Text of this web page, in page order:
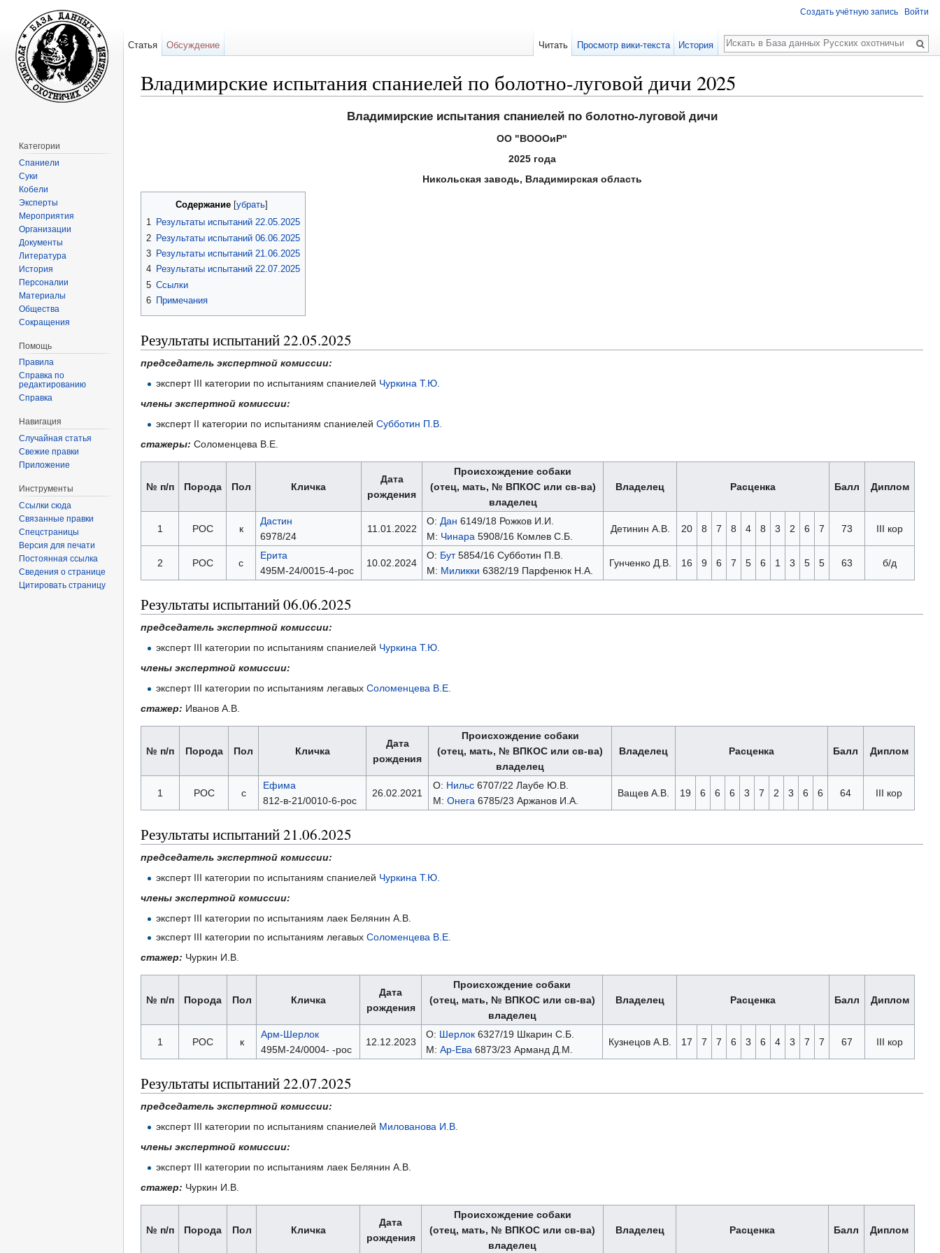
Владимирские испытания спаниелей по болотно-луговой дичи 2025
Владимирские испытания спаниелей по болотно-луговой дичи
ОО "ВОООиР"
2025 года
Никольская заводь, Владимирская область
Содержание убрать
1 Результаты испытаний 22.05.2025
2 Результаты испытаний 06.06.2025
3 Результаты испытаний 21.06.2025
4 Результаты испытаний 22.07.2025
5 Ссылки
6 Примечания
Результаты испытаний 22.05.2025
председатель экспертной комиссии:
эксперт III категории по испытаниям спаниелей Чуркина Т.Ю.
члены экспертной комиссии:
эксперт II категории по испытаниям спаниелейСубботин П.В.
стажеры: Соломенцева В.Е.
№ п/п Порода Пол Кличка
Дата
рождения
Происхождение собаки
(отец, мать, № ВПКОС или св-ва)
владелец
Владелец Расценка Балл Диплом
1 РОС к
Дастин
6978/24
11.01.2022
О: Дан 6149/18 Рожков И.И.
М: Чинара5908/16 Комлев С.Б.
Детинин А.В. 20 8 7 8 4 8 3 2 6 7 73 III кор
2 РОС с
Ерита
495М-24/0015-4-рос
10.02.2024
О: Бут5854/16 Субботин П.В.
М: Миликки 6382/19 Парфенюк Н.А.
Гунченко Д.В. 16 9 6 7 5 6 1 3 5 5 63 б/д
Результаты испытаний 06.06.2025
председатель экспертной комиссии:
эксперт III категории по испытаниям спаниелей Чуркина Т.Ю.
члены экспертной комиссии:
эксперт III категории по испытаниям легавыхСоломенцева В.Е.
стажер: Иванов А.В.
№ п/п Порода Пол Кличка
Дата
рождения
Происхождение собаки
(отец, мать, № ВПКОС или св-ва)
владелец
Владелец Расценка Балл Диплом
1 РОС с
Ефима
812-в-21/0010-6-рос
26.02.2021
О: Нильс6707/22 Лаубе Ю.В.
М: Онега6785/23 Аржанов И.А.
Ващев А.В. 19 6 6 6 3 7 2 3 6 6 64 III кор
Результаты испытаний 21.06.2025
председатель экспертной комиссии:
эксперт III категории по испытаниям спаниелей Чуркина Т.Ю.
члены экспертной комиссии:
эксперт III категории по испытаниям лаек Белянин А.В.
эксперт III категории по испытаниям легавыхСоломенцева В.Е.
стажер: Чуркин И.В.
№ п/п Порода Пол Кличка
Дата
рождения
Происхождение собаки
(отец, мать, № ВПКОС или св-ва)
владелец
Владелец Расценка Балл Диплом
1 РОС к
Арм-Шерлок
495М-24/0004- -рос
12.12.2023
О: Шерлок6327/19 Шкарин C.Б.
М: Ар-Ева 6873/23 Арманд Д.М.
Кузнецов А.В. 17 7 7 6 3 6 4 3 7 7 67 III кор
Результаты испытаний 22.07.2025
председатель экспертной комиссии:
эксперт III категории по испытаниям спаниелей Милованова И.В.
члены экспертной комиссии:
эксперт III категории по испытаниям лаек Белянин А.В.
стажер: Чуркин И.В.
№ п/п Порода Пол Кличка
Дата
рождения
Происхождение собаки
(отец, мать, № ВПКОС или св-ва)
владелец
Владелец Расценка Балл Диплом
Создать учётную запись Войти
Статья Обсуждение Читать Просмотр вики-текста История
Поиск
Категории
Спаниели
Суки
Кобели
Эксперты
Мероприятия
Организации
Документы
Литература
История
Персоналии
Материалы
Общества
Сокращения
Помощь
Правила
Справка по
редактированию
Справка
Навигация
Случайная статья
Свежие правки
Приложение
Инструменты
Ссылки сюда
Связанные правки
Спецстраницы
Версия для печати
Постоянная ссылка
Сведения о странице
Цитировать страницу